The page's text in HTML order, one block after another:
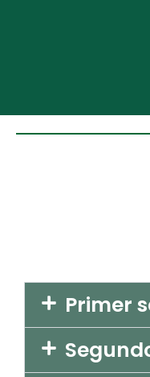
Primer